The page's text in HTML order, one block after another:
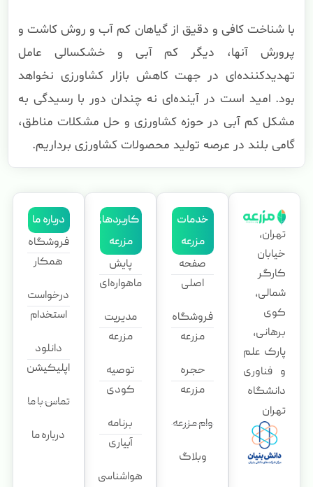
با شناخت کافی و دقیق از گیاهان کم آب و روش کاشت و
پرورش آنها، دیگر کم آبی و خشکسالی عامل
تهدیدکننده‌ای در جهت کاهش بازار کشاورزی نخواهد
بود. امید است در آینده‌ای نه چندان دور با رسیدگی به
مشکل کم آبی در حوزه کشاورزی و حل مشکلات مناطق،
گامی بلند در عرصه تولید محصولات کشاورزی برداریم.
تهران،
خیابان
کارگر
شمالی،
کوی
برهانی،
پارک علم
و فناوری
دانشگاه
تهران
خدمات
مزرعه
صفحه
اصلی
فروشگاه
مزرعه
حجره
مزرعه
وام مزرعه
وبلاگ
کاربردهای
مزرعه
پایش
ماهواره‌ای
مدیریت
مزرعه
توصیه
کودی
برنامه
آبیاری
هواشناسی
درباره ما
فروشگاه
همکار
درخواست
استخدام
دانلود
اپلیکیشن
تماس با ما
درباره ما